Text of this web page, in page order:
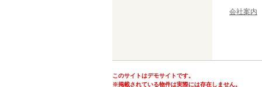
会社案内
このサイトはデモサイトです。
※掲載されている物件は実際には存在しません。